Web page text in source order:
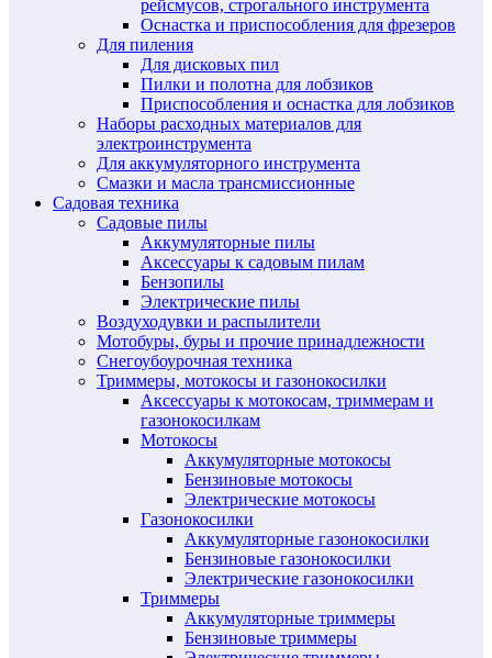
рейсмусов, строгального инструмента
Оснастка и приспособления для фрезеров
Для пиления
Для дисковых пил
Пилки и полотна для лобзиков
Приспособления и оснастка для лобзиков
Наборы расходных материалов для
электроинструмента
Для аккумуляторного инструмента
Смазки и масла трансмиссионные
Садовая техника
Садовые пилы
Аккумуляторные пилы
Аксессуары к садовым пилам
Бензопилы
Электрические пилы
Воздуходувки и распылители
Мотобуры, буры и прочие принадлежности
Снегоубоурочная техника
Триммеры, мотокосы и газонокосилки
Аксессуары к мотокосам, триммерам и
газонокосилкам
Мотокосы
Аккумуляторные мотокосы
Бензиновые мотокосы
Электрические мотокосы
Газонокосилки
Аккумуляторные газонокосилки
Бензиновые газонокосилки
Электрические газонокосилки
Триммеры
Аккумуляторные триммеры
Бензиновые триммеры